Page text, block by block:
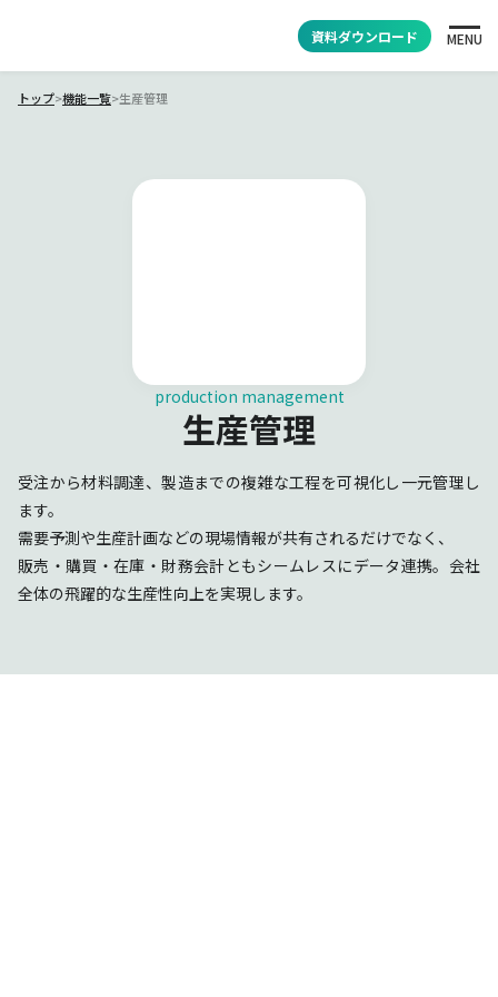
資料ダウンロード MENU
トップ>機能一覧>生産管理
production management
生産管理
受注から材料調達、製造までの複雑な工程を可視化し一元管理し
ます。
需要予測や生産計画などの現場情報が共有されるだけでなく、
販売・購買・在庫・財務会計ともシームレスにデータ連携。会社
全体の飛躍的な生産性向上を実現します。